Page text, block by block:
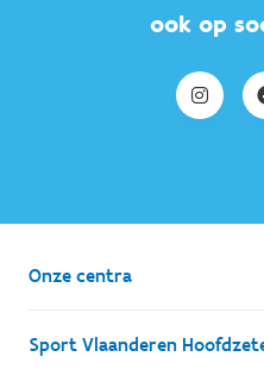
ook op
Onze centra
Sport Vlaanderen